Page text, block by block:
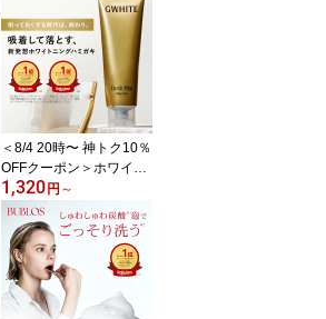
単品 / セット 】 リペア
ダメージケア 潤い ツヤ
髪 しっとり ダメージ カ
ラー タンパク質 ツヤ う
ねり シャンプー
＜8/4 20時〜 神トク10％
OFFクーポン＞ホワイト
ニング 歯磨き粉 【GWHI
TE ホワイトニング 歯磨
き粉】 医薬部外品 歯み
がき粉 ホームホワイトニ
ング ハミガキ粉 研磨剤
フリー ジーホワイト 薬
用ホワイトニング ホワイ
1,320 円 ～